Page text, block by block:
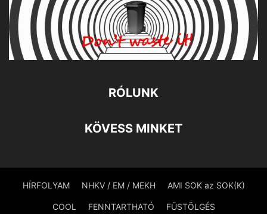
RÓLUNK
KÖVESS MINKET
HÍRFOLYAM NHKV / EM / MEKH AMI SOK az SOK(K)
COOL FENNTARTHATÓ FÜSTÖLGÉS